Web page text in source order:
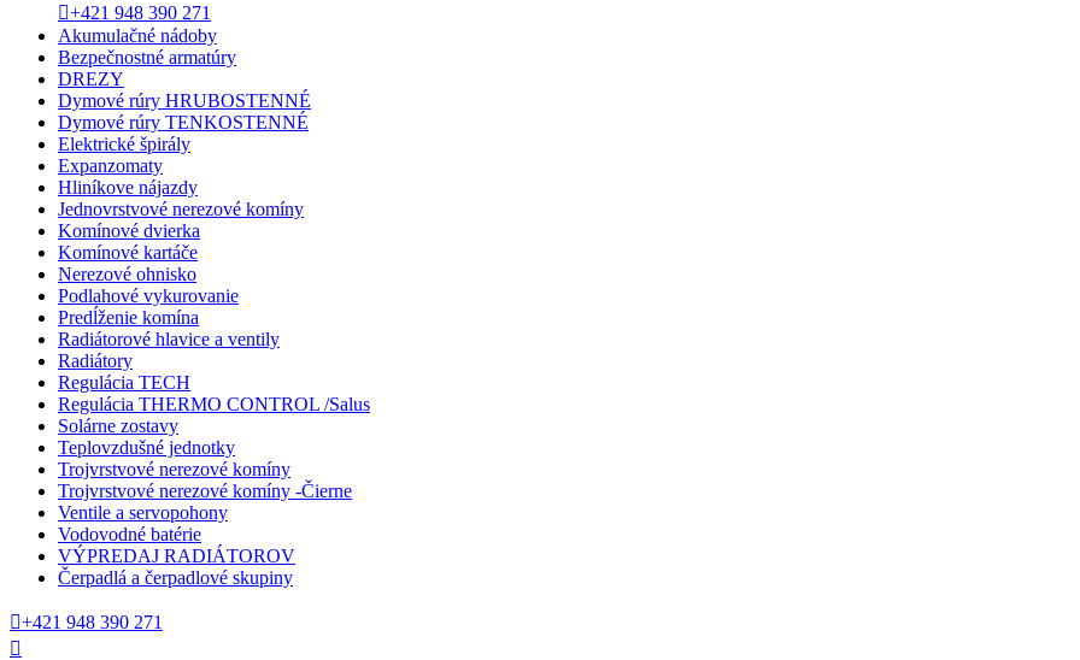
+421 948 390 271
Akumulačné nádoby
Bezpečnostné armatúry
DREZY
Dymové rúry HRUBOSTENNÉ
Dymové rúry TENKOSTENNÉ
Elektrické špirály
Expanzomaty
Hliníkove nájazdy
Jednovrstvové nerezové komíny
Komínové dvierka
Komínové kartáče
Nerezové ohnisko
Podlahové vykurovanie
Predĺženie komína
Radiátorové hlavice a ventily
Radiátory
Regulácia TECH
Regulácia THERMO CONTROL /Salus
Solárne zostavy
Teplovzdušné jednotky
Trojvrstvové nerezové komíny
Trojvrstvové nerezové komíny -Čierne
Ventile a servopohony
Vodovodné batérie
VÝPREDAJ RADIÁTOROV
Čerpadlá a čerpadlové skupiny
+421 948 390 271
